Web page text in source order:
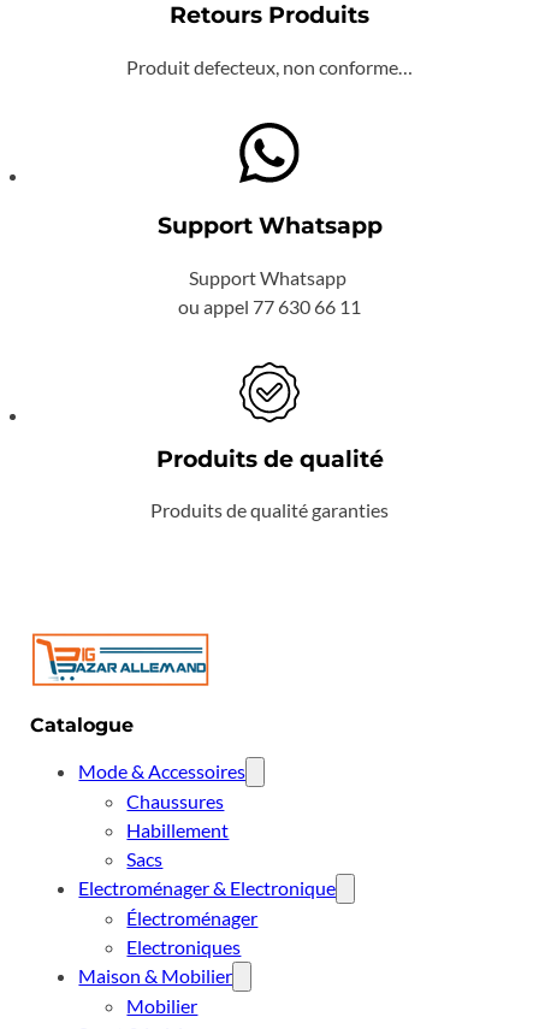
Retours Produits
Produit defecteux, non conforme…
Support Whatsapp
Support Whatsapp
ou appel 77 630 66 11
Produits de qualité
Produits de qualité garanties
Catalogue
Mode & Accessoires
Chaussures
Habillement
Sacs
Electroménager & Electronique
Électroménager
Electroniques
Maison & Mobilier
Mobilier